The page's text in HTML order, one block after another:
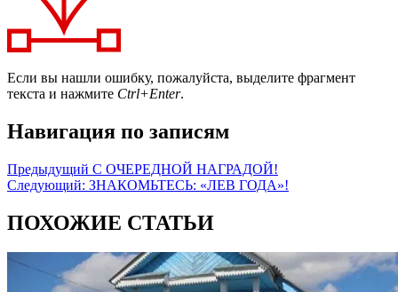
Если вы нашли ошибку, пожалуйста, выделите фрагмент
текста и нажмите Ctrl+Enter.
Навигация по записям
Предыдущий С ОЧЕРЕДНОЙ НАГРАДОЙ!
Следующий: ЗНАКОМЬТЕСЬ: «ЛЕВ ГОДА»!
ПОХОЖИЕ СТАТЬИ